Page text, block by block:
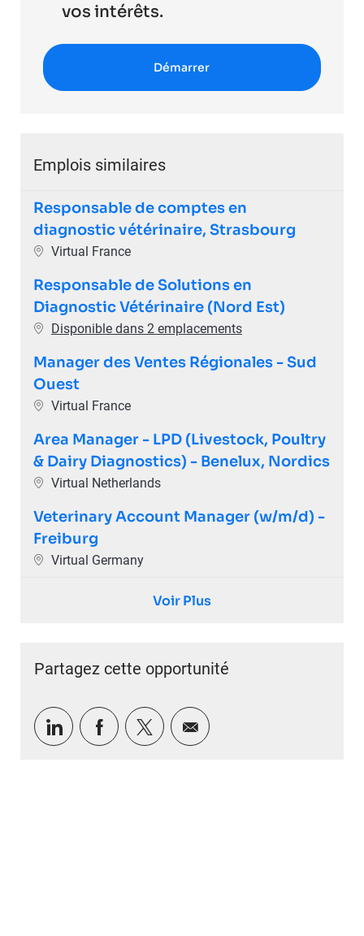
vos intérêts.
Démarrer
Emplois similaires
Responsable de comptes en
diagnostic vétérinaire, Strasbourg
Emplacement
Virtual France
Responsable de Solutions en
Diagnostic Vétérinaire (Nord Est)
Disponible dans 2 emplacements
Manager des Ventes Régionales - Sud
Ouest
Emplacement
Virtual France
Area Manager - LPD (Livestock, Poultry
& Dairy Diagnostics) - Benelux, Nordics
Emplacement
Virtual Netherlands
Veterinary Account Manager (w/m/d) -
Freiburg
Emplacement
Virtual Germany
Voir Plus
Partagez cette opportunité
Partager via LinkedIn
Partager via Facebook
Partager via twitter
Partager par e-mail